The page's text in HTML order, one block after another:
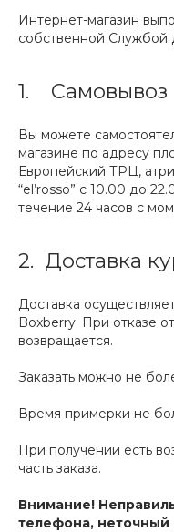
Интернет-магазин
собственной Службой
1. Самовывоз
Вы можете
магазине по адресу
Европейский ТРЦ,
“el’rosso” с 10.00 до
течение 24 часов с
2. Доставка
Доставка
Boxberry. При отказе
возвращается.
Заказать можно не
Время примерки не
При получении есть
часть заказа.
Внимание!
телефона, неточный